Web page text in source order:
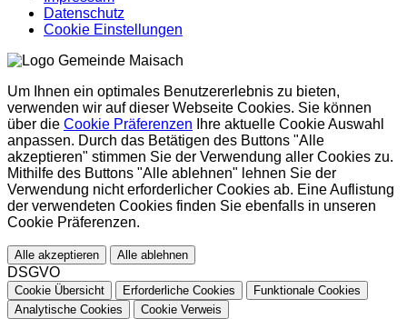
Datenschutz
Cookie Einstellungen
Um Ihnen ein optimales Benutzererlebnis zu bieten,
verwenden wir auf dieser Webseite Cookies. Sie können
über die Cookie Präferenzen Ihre aktuelle Cookie Auswahl
anpassen. Durch das Betätigen des Buttons "Alle
akzeptieren" stimmen Sie der Verwendung aller Cookies zu.
Mithilfe des Buttons "Alle ablehnen" lehnen Sie der
Verwendung nicht erforderlicher Cookies ab. Eine Auflistung
der verwendeten Cookies finden Sie ebenfalls in unseren
Cookie Präferenzen.
Alle akzeptieren Alle ablehnen
DSGVO
Cookie Übersicht Erforderliche Cookies
Funktionale Cookies
Analytische Cookies
Cookie Verweis